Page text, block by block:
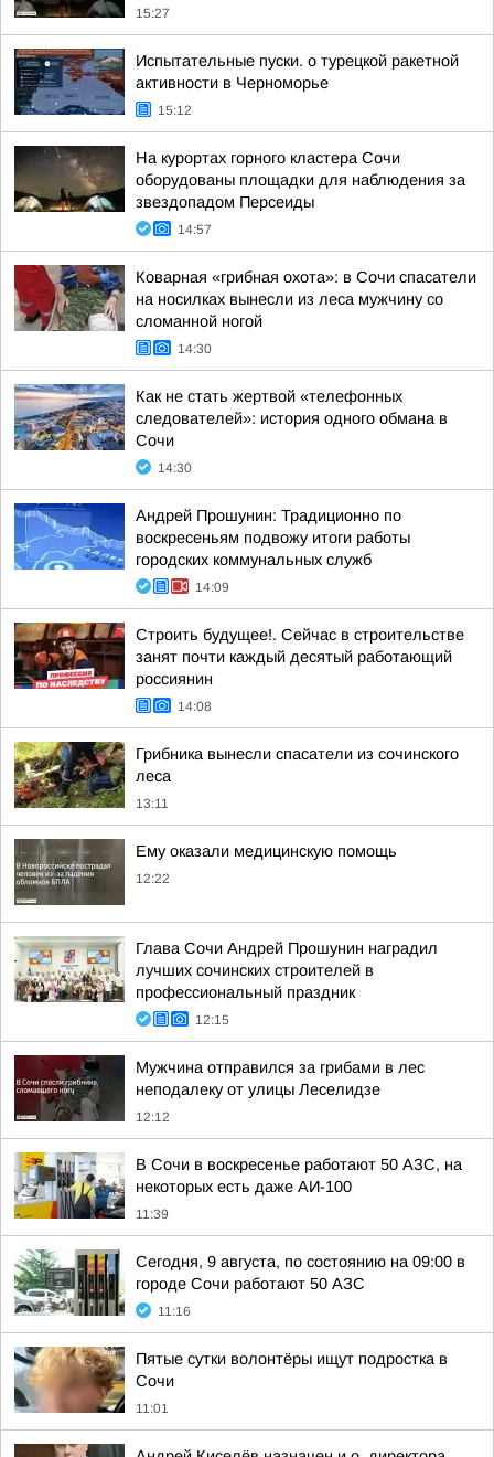
15:27
Испытательные пуски. о турецкой ракетной
активности в Черноморье
15:12
На курортах горного кластера Сочи
оборудованы площадки для наблюдения за
звездопадом Персеиды
14:57
Коварная «грибная охота»: в Сочи спасатели
на носилках вынесли из леса мужчину со
сломанной ногой
14:30
Как не стать жертвой «телефонных
следователей»: история одного обмана в
Сочи
14:30
Андрей Прошунин: Традиционно по
воскресеньям подвожу итоги работы
городских коммунальных служб
14:09
Строить будущее!. Сейчас в строительстве
занят почти каждый десятый работающий
россиянин
14:08
Грибника вынесли спасатели из сочинского
леса
13:11
Ему оказали медицинскую помощь
12:22
Глава Сочи Андрей Прошунин наградил
лучших сочинских строителей в
профессиональный праздник
12:15
Мужчина отправился за грибами в лес
неподалеку от улицы Леселидзе
12:12
В Сочи в воскресенье работают 50 АЗС, на
некоторых есть даже АИ-100
11:39
Сегодня, 9 августа, по состоянию на 09:00 в
городе Сочи работают 50 АЗС
11:16
Пятые сутки волонтёры ищут подростка в
Сочи
11:01